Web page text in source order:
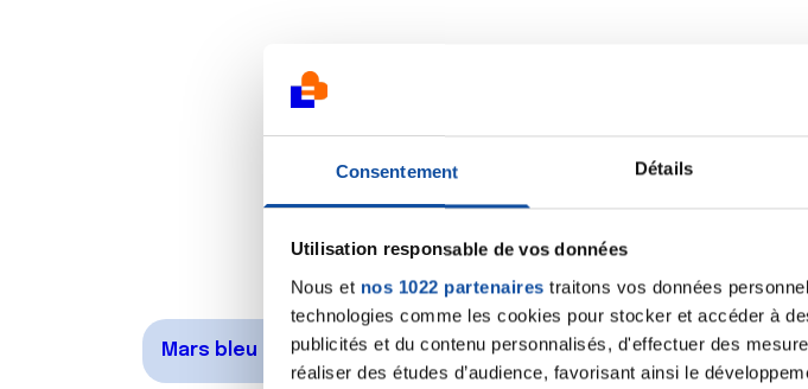
Consentement Détails
Utilisation responsable de vos données
Nous et nos 1022 partenaires traitons vos données
technologies comme les cookies pour stocker et accéder à
publicités et du contenu personnalisés, d'effectuer des
réaliser des études d’audience, favorisant ainsi le
Mars bleu
Mars Bleu c’est le